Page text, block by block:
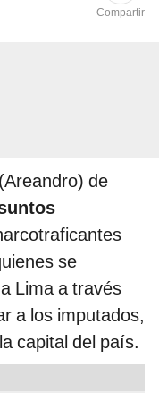
Compartir
de
se
Lima a través
a los imputados,
capital del país.